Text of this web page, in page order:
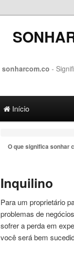
sonharcom.co -
Ir para o conteúdo
Ir para o conteúdo
Início
O que significa sonhar
Inquilino
Para um proprietário
problemas de
sofrer a perda em
você será bem